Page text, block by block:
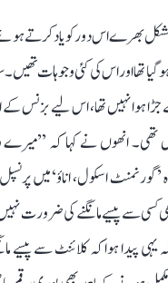
بھرے اس دور کو یاد کرتے ہوئے
گیا تھا اور اس کی کئی وجوہات
ہوا نہیں تھا، اس لیے بزنس
انھوں نے کہا کہ ’’میرے
’گورنمنٹ اسکول، اناؤ‘ میں
کسی سے پیسے مانگنے کی
پیدا ہوا کہ کلائنٹ سے پیسے